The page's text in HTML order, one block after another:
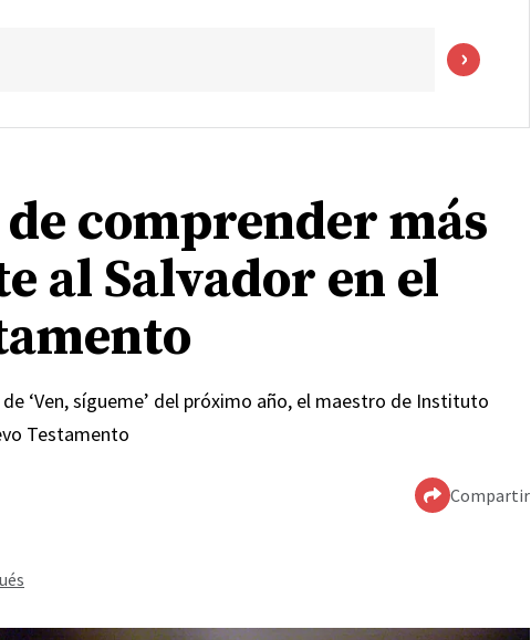
comprender más
al Salvador en el
‘Ven, sígueme’ del próximo año, el maestro de Instituto
Testamento
Compartir